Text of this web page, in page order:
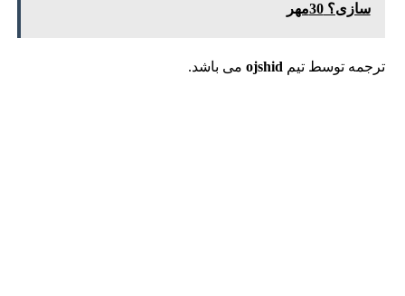
سازی؟ 30مهر
ترجمه توسط تیم ojshid می باشد.